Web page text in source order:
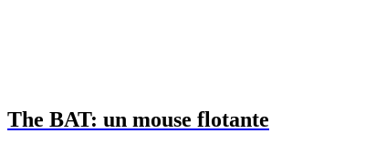
The BAT: un mouse flotante